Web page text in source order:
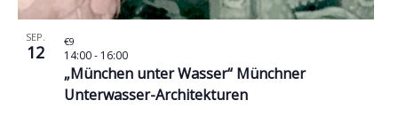
SEP.
12
„München unter Wasser“ Münchner
Unterwasser-Architekturen
14:00- 16:00
€9